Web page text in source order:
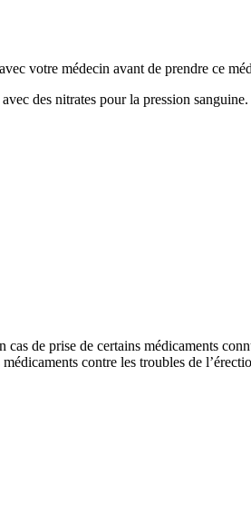
votre médecin avant de prendre ce
des nitrates pour la pression sanguine.
de prise de certains médicaments
contre les troubles de